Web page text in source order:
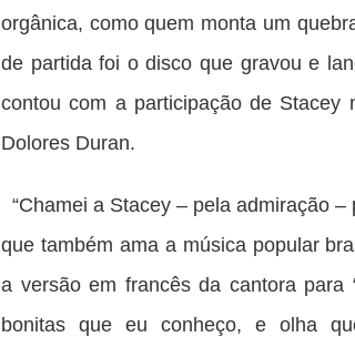
orgânica, como quem monta um
de partida foi o disco que gravou e
contou com a participação de Stacey
Dolores Duran.
“Chamei a Stacey – pela admiração
que também ama a música popular
a versão em francês da cantora para
bonitas que eu conheço, e olha